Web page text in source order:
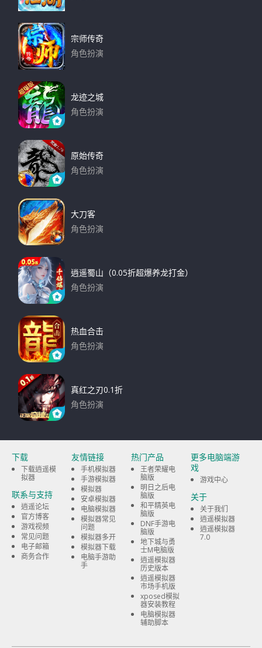
宗师传奇
角色扮演
龙迹之城
角色扮演
原始传奇
角色扮演
大刀客
角色扮演
逍遥蜀山（0.05折超爆养龙打金）
角色扮演
热血合击
角色扮演
真红之刃0.1折
角色扮演
下载
下载逍遥模
拟器
联系与支持
逍遥论坛
官方博客
游戏视频
常见问题
电子邮箱
商务合作
友情链接
手机模拟器
手游模拟器
模拟器
安卓模拟器
电脑模拟器
模拟器常见
问题
模拟器多开
模拟器下载
电脑手游助
手
热门产品
王者荣耀电
脑版
明日之后电
脑版
和平精英电
脑版
DNF手游电
脑版
地下城与勇
士M电脑版
逍遥模拟器
历史版本
逍遥模拟器
市场手机版
xposed模拟
器安装教程
电脑模拟器
辅助脚本
更多电脑端游
戏
游戏中心
关于
关于我们
逍遥模拟器
逍遥模拟器
7.0